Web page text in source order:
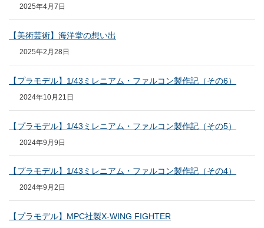
2025年4月7日
【美術芸術】海洋堂の想い出
2025年2月28日
【プラモデル】1/43ミレニアム・ファルコン製作記（その6）
2024年10月21日
【プラモデル】1/43ミレニアム・ファルコン製作記（その5）
2024年9月9日
【プラモデル】1/43ミレニアム・ファルコン製作記（その4）
2024年9月2日
【プラモデル】MPC社製X-WING FIGHTER